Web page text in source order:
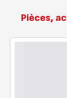
Pièces,